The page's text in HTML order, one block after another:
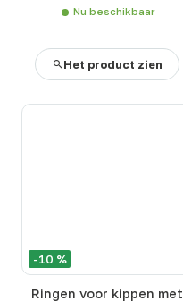
Nu beschikbaar
Het product zien
-10 %
Ringen voor kippen met